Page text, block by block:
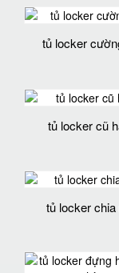
tủ locker
tủ locker cũ
tủ locker chia